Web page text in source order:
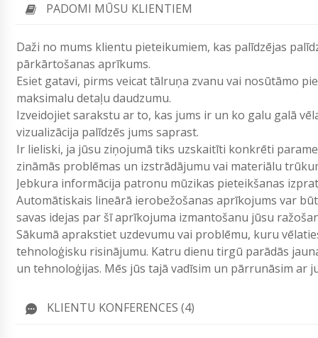
PADOMI MŪSU KLIENTIEM
Daži no mums klientu pieteikumiem, kas palīdzējas
pārkārtošanas aprī­kums.
Esiet gatavi, pirms veicat tālruņa zvanu vai nosūtāmo
maksimalu detaļu daudzumu.
Izveidojiet sarakstu ar to, kas jums ir un ko galu galā
vizualizācija palīdzēs jums saprast.
Ir lieliski, ja jūsu ziņojumā tiks uzskaitīti konkrēti
zināmās problēmas un izstrādājumu vai materiālu
Jebkura informācija patronu mūzikas pieteikšanas
Automātiskais lineārā ierobežošanas aprīkojums var
savas idejas par šī aprīkojuma izmantošanu jūsu
Sākumā aprakstiet uzdevumu vai problēmu, kuru
tehnoloģisku risinājumu. Katru dienu tirgū parādās
un tehnoloģijas. Mēs jūs tajā vadīsim un pārrunāsim ar
KLIENTU KONFERENCES (4)